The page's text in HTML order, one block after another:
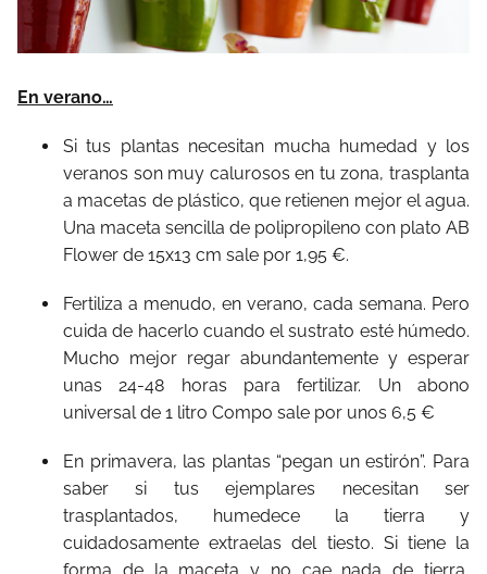
En verano…
Si tus plantas necesitan mucha humedad y los
veranos son muy calurosos en tu zona, trasplanta
a macetas de plástico, que retienen mejor el agua.
Una maceta sencilla de polipropileno con plato AB
Flower de 15x13 cm sale por 1,95 €.
Fertiliza a menudo, en verano, cada semana. Pero
cuida de hacerlo cuando el sustrato esté húmedo.
Mucho mejor regar abundantemente y esperar
unas 24-48 horas para fertilizar. Un abono
universal de 1 litro Compo sale por unos 6,5 €
En primavera, las plantas “pegan un estirón”. Para
saber si tus ejemplares necesitan ser
trasplantados, humedece la tierra y
cuidadosamente extraelas del tiesto. Si tiene la
forma de la maceta y no cae nada de tierra,